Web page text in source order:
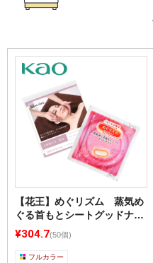
【花王】めぐリズム 蒸気め
ぐる首もとシートグッドナイ
ト(オリジナルチラシ)
¥304.7(50個)
フルカラー